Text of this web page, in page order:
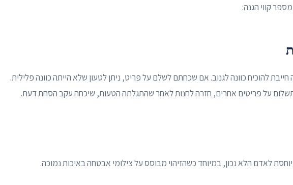
קווי הגנה:
להוכיח כוונה לגנוב. אם שכחתם לשלם על פריט, ניתן לטעון שלא הייתה כוונה פלילית.
תשלום על פריטים אחרים, חזרה לחנות לאחר שהתגלתה הטעות, שיכחה עקב הסחת דעת.
לאדם הלא נכון, במיוחד כשהזיהוי מבוסס על צילומי אבטחה באיכות נמוכה.